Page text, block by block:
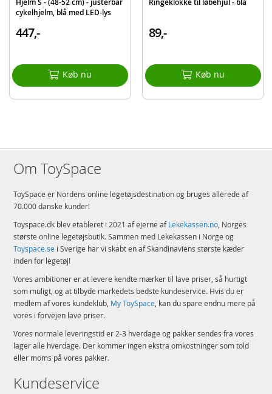
Hjelm S - (48-52 cm) - justerbar
cykelhjelm, blå med LED-lys
447,-
Køb nu
Ringeklokke til løbehjul - blå
89,-
Køb nu
Om ToySpace
ToySpace er Nordens online legetøjsdestination og bruges allerede af
70.000 danske kunder!
Toyspace.dk blev etableret i 2021 af ejerne afLekekassen.no, Norges
største online legetøjsbutik. Sammen med Lekekassen i Norge og
Toyspace.se i Sverige har vi skabt en af Skandinaviens største kæder
inden for legetøj!
Vores ambitioner er at levere kendte mærker til lave priser, så hurtigt
som muligt, og at tilbyde markedets bedste kundeservice. Hvis du er
medlem af vores kundeklub, My ToySpace, kan du spare endnu mere på
vores i forvejen lave priser.
Vores normale leveringstid er 2-3 hverdage og pakker sendes fra vores
lager alle hverdage. Der kommer ingen ekstra omkostninger som told
eller moms på vores pakker.
Kundeservice